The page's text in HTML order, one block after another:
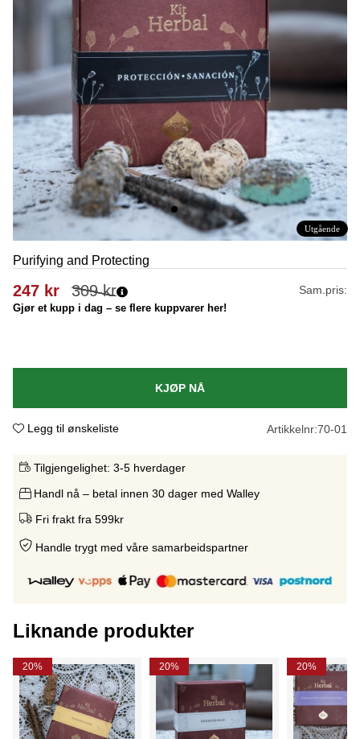
Utgående
Purifying and Protecting
309kr
247 kr Sam.pris:
Gjør et kupp i dag – se flere kuppvarer her!
KJØP NÅ
Legg til ønskeliste Artikkelnr:70-01
Tilgjengelighet: 3-5 hverdager
Handl nå – betal innen 30 dager med Walley
Fri frakt fra 599kr
Handle trygt med våre samarbeidspartner
Liknande produkter
20% 20% 20%